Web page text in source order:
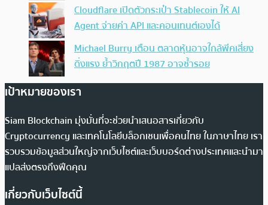
Cloudflare เปิดตัวกระเป๋า Stablecoin ให้ AI
Agent จ่ายค่า API และคอนเทนต์เองได้
Michael Burry เตือน ตลาดหุ้นอาจใกล้พีคเสี่ยง
ดิ่งแรง ย้ำวิกฤตปี 1987 อาจซ้ำรอย
เป้าหมายของเรา
Siam Blockchain มุ่งมั่นที่จะช่วยนำเสนอสารเกี่ยวกับ
Cryptocurrency และเทคโนโลยีบล็อกเชนเพื่อคนไทย ในภาษาไทย เรา
รวบรวมข้อมูลส่วนใหญ่จากเว็บไซต์และเว็บบอร์ดต่างประเทศและนำมา
แปลส่งตรงถึงฟีดคุณ
เกี่ยวกับเว็บไซต์นี้